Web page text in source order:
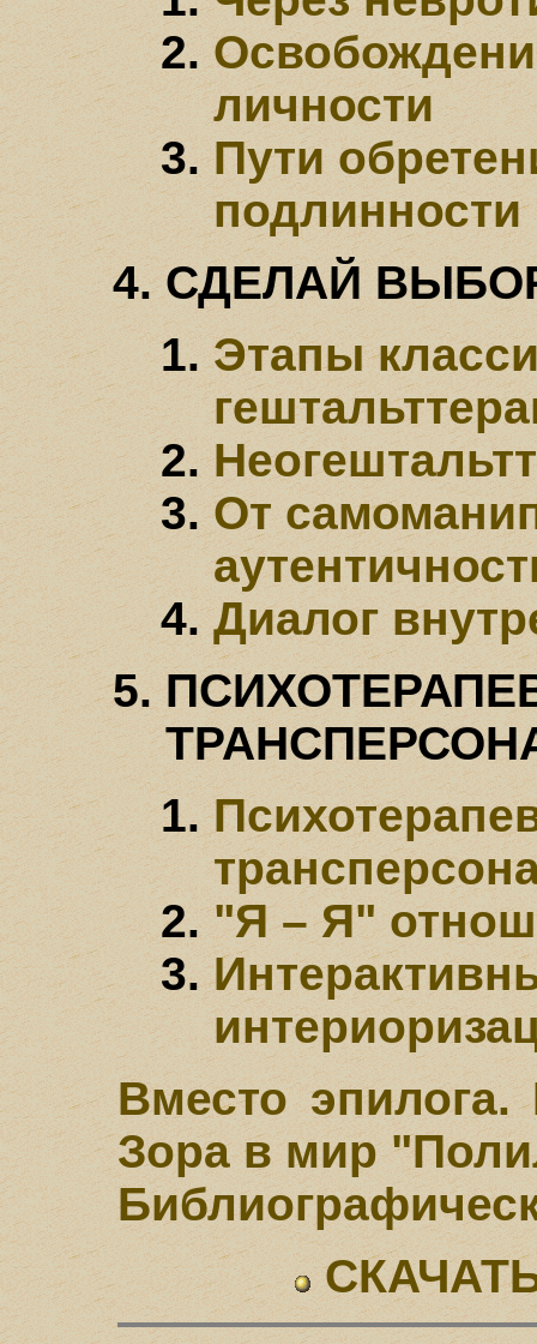
личности
Пути
подлинности
СДЕЛАЙ
Этапы
От
Диалог
"Я – Я"
Вместо
Зора в мир